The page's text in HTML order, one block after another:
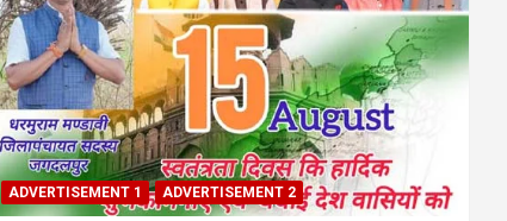
ADVERTISEMENT 1 ADVERTISEMENT 2